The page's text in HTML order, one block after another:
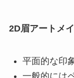
2D眉アートメ
平面的な印
一般的には